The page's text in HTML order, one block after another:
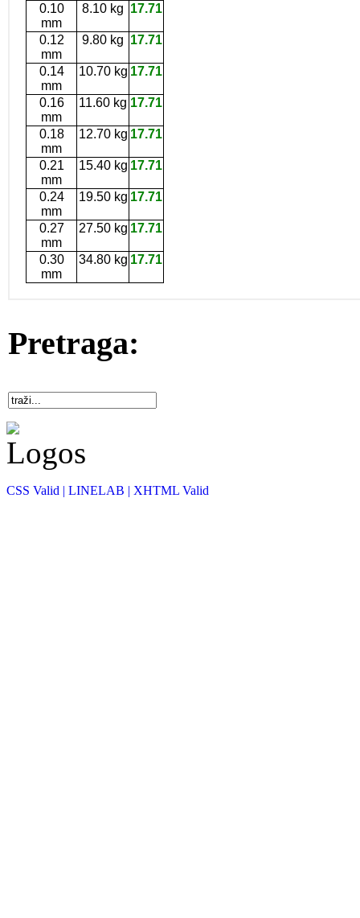
0.10
mm
8.10 kg 17.71
0.12
mm
9.80 kg 17.71
0.14
mm
10.70 kg 17.71
0.16
mm
11.60 kg 17.71
0.18
mm
12.70 kg 17.71
0.21
mm
15.40 kg 17.71
0.24
mm
19.50 kg 17.71
0.27
mm
27.50 kg 17.71
0.30
mm
34.80 kg 17.71
Pretraga:
CSS Valid | LINELAB | XHTML Valid